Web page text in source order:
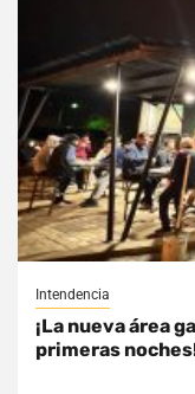
Intendencia
¡La nueva área
primeras